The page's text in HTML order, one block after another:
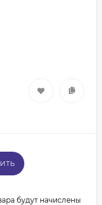
будут начислены